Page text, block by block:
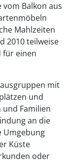
vom Balkon aus
Mahlzeiten
2010 teilweise
für einen
mit
und
Familien
an die
Umgebung
Küste
oder